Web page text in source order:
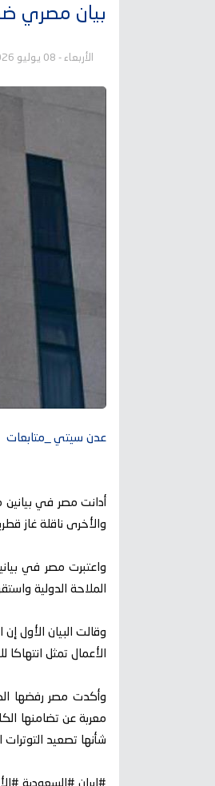
بيان مصري
الأربعاء - 08 يوليو 2026 - الساعة 11:10 ص بتوقيت العاصمة عدن
عدن سيتي _متابعات
أدانت مصر في
والأخرى ناقلة غاز
واعتبرت مصر في
الملاحة الدولية
وقالت البيان الأول
الأعمال تمثل
وأكدت مصر رفضها
معربة عن تضامنها
شأنها تصعيد التوترات